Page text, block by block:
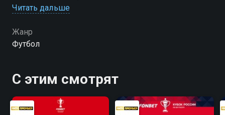
называлась "Российская футбольная премьер—лига"
Читать дальше
Жанр
Футбол
С этим смотрят